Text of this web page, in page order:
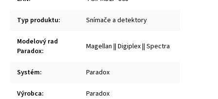
Typ produktu: Snímače a detektory
Modelový rad
Paradox: Magellan || Digiplex || Spectra
Systém: Paradox
Výrobca: Paradox